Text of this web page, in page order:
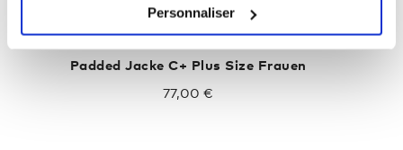
Personnaliser
Padded Jacke C+ Plus Size Frauen
77,00 €